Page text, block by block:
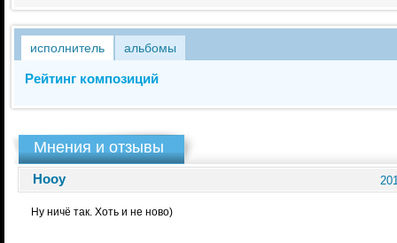
исполнитель альбомы
Рейтинг композиций
Мнения и отзывы
Hooy
Ну ничё так. Хоть и не ново)